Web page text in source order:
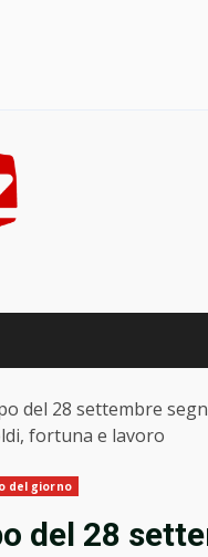
del 28 settembre
fortuna e lavoro
del giorno
del 28